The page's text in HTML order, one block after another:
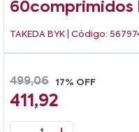
60comprimidos
TAKEDA BYK | Código:
499,06 17% OFF
411,92